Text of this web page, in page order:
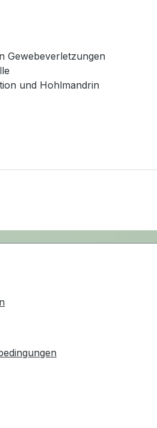
Gewebeverletzungen
und Hohlmandrin